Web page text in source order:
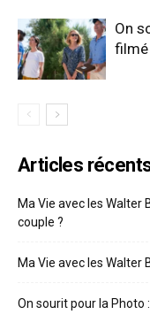
On
filmé
Articles
Ma Vie avec les Walter
couple ?
Ma Vie avec les Walter
On sourit pour la Photo